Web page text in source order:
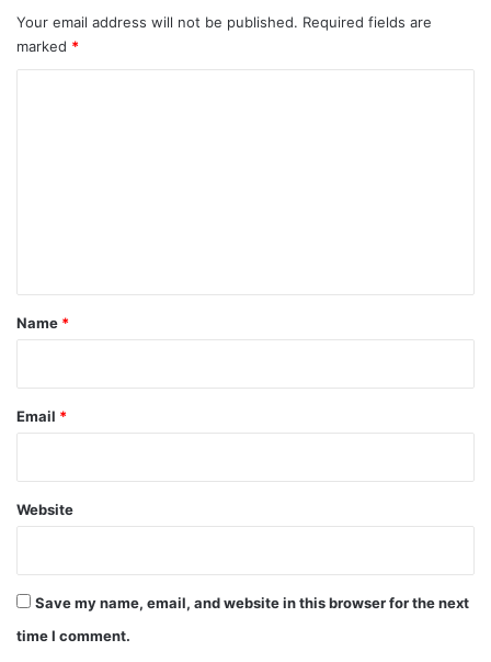
Your email address will not be published. Required fields are
marked *
*
Name *
Email *
Website
Save my name, email, and website in this browser for the next
time I comment.